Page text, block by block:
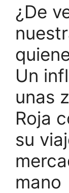
¿De
Un
unas
Roja
su
mano